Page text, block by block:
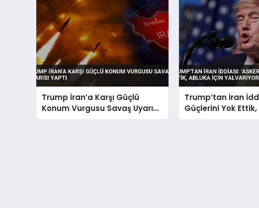
Trump İran’a Karşı Güçlü
Konum Vurgusu Savaş Uyarısı
Yaptı
Trump’tan İran
Güçlerini Yok
Yalvarıyorlar’